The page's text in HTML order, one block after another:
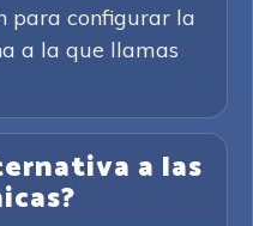
para configurar la
a la que llamas
a las